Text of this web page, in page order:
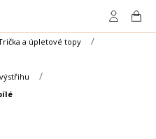
a úpletové topy